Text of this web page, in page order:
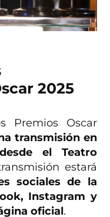
2025
Premios Oscar
transmisión en
el Teatro
estará
sociales de la
Instagram y
oficial.